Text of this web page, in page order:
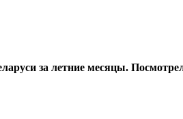
за летние месяцы.